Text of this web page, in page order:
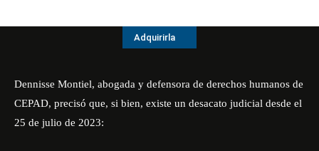
Adquirirla
Dennisse Montiel, abogada y defensora de derechos humanos de
CEPAD, precisó que, si bien, existe un desacato judicial desde el
25 de julio de 2023: